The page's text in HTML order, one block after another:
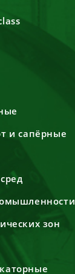
и сапёрные
зон